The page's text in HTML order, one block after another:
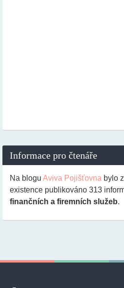
Informace pro čtenáře
Na blogu Aviva Pojišťovna bylo
existence publikováno 313
finančních a firemních služeb.